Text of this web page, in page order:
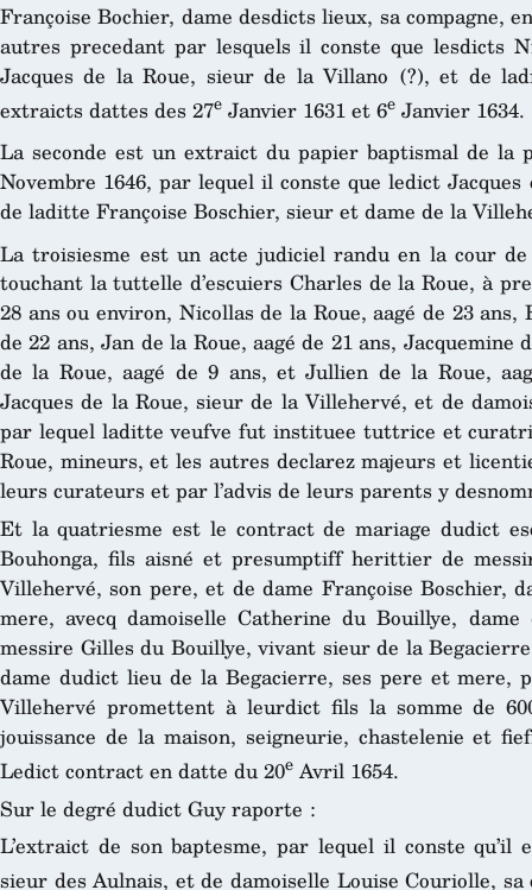
Françoise Bochier, dame desdicts lieux, sa compagne,
autres precedant par lesquels il conste que lesdicts
Jacques de la Roue, sieur de la Villano (?), et de
extraicts dattes des 27e Janvier 1631 et 6e Janvier 1634.
La seconde est un extraict du papier baptismal de la
Novembre 1646, par lequel il conste que ledict
de laditte Françoise Boschier, sieur et dame de la
La troisiesme est un acte judiciel randu en la cour
touchant la tuttelle d’escuiers Charles de la Roue, à
28 ans ou environ, Nicollas de la Roue, aagé de 23 ans,
de 22 ans, Jan de la Roue, aagé de 21 ans, Jacquemine
de la Roue, aagé de 9 ans, et Jullien de la Roue,
Jacques de la Roue, sieur de la Villehervé, et de
par lequel laditte veufve fut instituee tuttrice et
Roue, mineurs, et les autres declarez majeurs et
leurs curateurs et par l’advis de leurs parents y
Et la quatriesme est le contract de mariage dudict
Bouhonga, fils aisné et presumptiff herittier de
Villehervé, son pere, et de dame Françoise Boschier,
mere, avecq damoiselle Catherine du Bouillye,
messire Gilles du Bouillye, vivant sieur de la
dame dudict lieu de la Begacierre, ses pere et mere,
Villehervé promettent à leurdict fils la somme de
jouissance de la maison, seigneurie, chastelenie et
Ledict contract en datte du 20eAvril 1654.
Sur le degré dudict Guy raporte :
L’extraict de son baptesme, par lequel il conste qu’il
sieur des Aulnais, et de damoiselle Louise Couriolle, sa